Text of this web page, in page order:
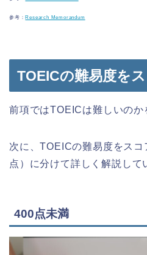
参考：Research Memorandum
TOEICの難易度を
前項ではTOEICは難しいのか
次に、TOEICの難易度をス
点）に分けて詳しく解説して
400点未満